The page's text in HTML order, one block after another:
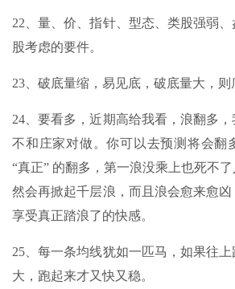
22、量、价、指针、型态、类股强弱
股考虑的要件。
23、破底量缩，易见底，破底量大，则
24、要看多，近期高给我看，浪翻多
不和庄家对做。你可以去预测将会翻
“真正” 的翻多，第一浪没乘上也死不
然会再掀起千层浪，而且浪会愈来愈
享受真正踏浪了的快感。
25、每一条均线犹如一匹马，如果往
大，跑起来才又快又稳。